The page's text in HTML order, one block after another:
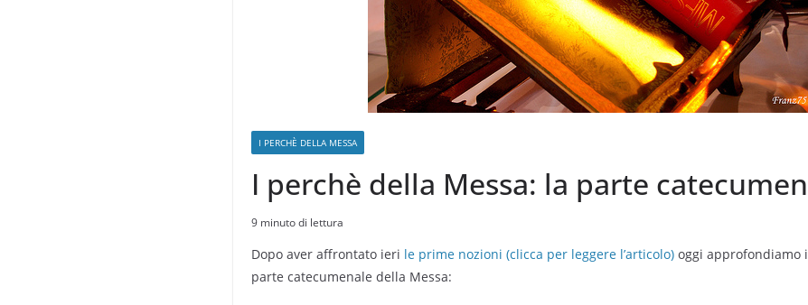
I PERCHÈ DELLA MESSA
I perchè della Messa: la parte
9 minuto di lettura
Dopo aver affrontato ieri le prime nozioni (clicca per leggere l’articolo) oggi approfondiamo
parte catecumenale della Messa: